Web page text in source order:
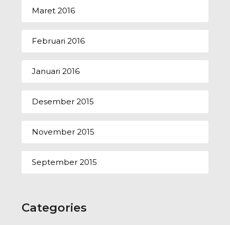
Maret 2016
Februari 2016
Januari 2016
Desember 2015
November 2015
September 2015
Categories